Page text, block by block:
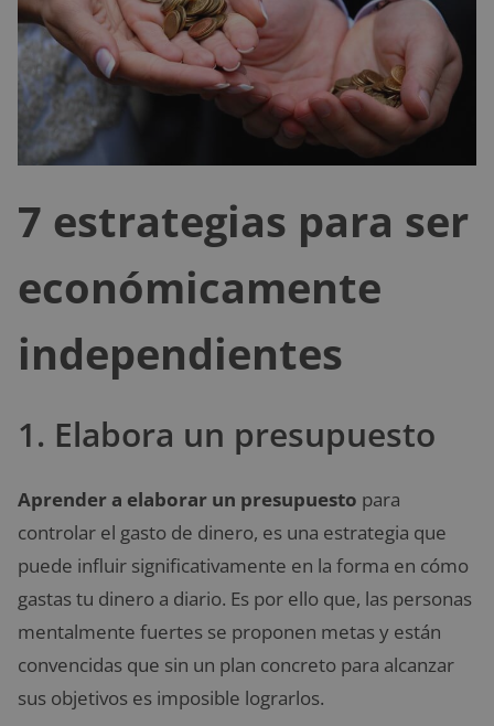
7 estrategias para ser
económicamente
independientes
1. Elabora un presupuesto
Aprender a elaborar un presupuesto para
controlar el gasto de dinero, es una estrategia que
puede influir significativamente en la forma en cómo
gastas tu dinero a diario. Es por ello que, las personas
mentalmente fuertes se proponen metas y están
convencidas que sin un plan concreto para alcanzar
sus objetivos es imposible lograrlos.